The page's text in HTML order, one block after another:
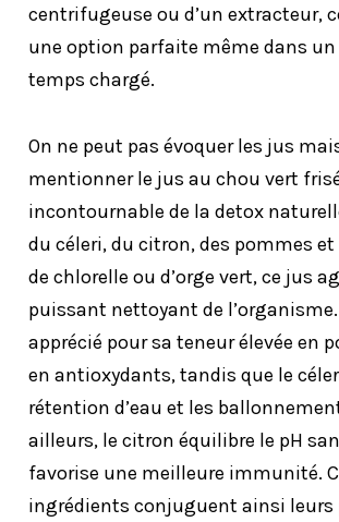
centrifugeuse ou d’un extracteur,
une option parfaite même dans
temps chargé.
On ne peut pas évoquer les jus
mentionner le jus au chou vert
incontournable de la detox
du céleri, du citron, des pommes
de chlorelle ou d’orge vert, ce jus
puissant nettoyant de
apprécié pour sa teneur élevée en
en antioxydants, tandis que le
rétention d’eau et les
ailleurs, le citron équilibre le pH
favorise une meilleure immunité.
ingrédients conjuguent ainsi leurs